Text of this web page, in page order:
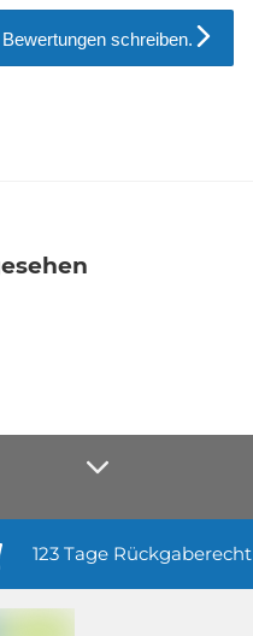
Bewertungen schreiben.
Anmelden¹
123 Tage Rückgaberecht